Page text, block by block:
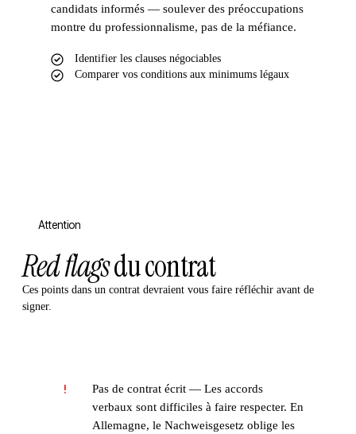
candidats informés — soulever des préoccupations
montre du professionnalisme, pas de la méfiance.
Identifier les clauses négociables
Comparer vos conditions aux minimums légaux
Attention
Red flagsdu contrat
Ces points dans un contrat devraient vous faire réfléchir avant de
signer.
!
Pas de contrat écrit — Les accords
verbaux sont difficiles à faire respecter. En
Allemagne, le Nachweisgesetz oblige les